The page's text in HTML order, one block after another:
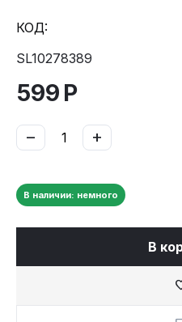
КОД:
SL10278389
599 Р
+
−
В наличии: немного
В